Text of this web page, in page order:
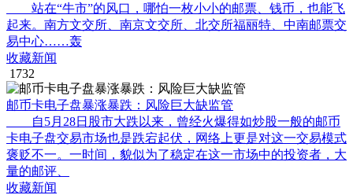
站在“牛市”的风口，哪怕一枚小小的邮票、钱币，也能飞
起来。南方文交所、南京文交所、北交所福丽特、中南邮票交
易中心……轰
收藏新闻
1732
邮币卡电子盘暴涨暴跌：风险巨大缺监管
自5月28日股市大跌以来，曾经火爆得如炒股一般的邮币
卡电子盘交易市场也是跌宕起伏，网络上更是对这一交易模式
褒贬不一。一时间，貌似为了稳定在这一市场中的投资者，大
量的邮评、
收藏新闻